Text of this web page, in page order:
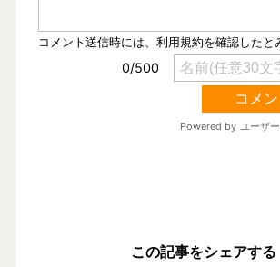
この記事をシェアする